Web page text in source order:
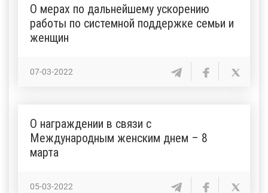
О мерах по дальнейшему ускорению
работы по системной поддержке семьи и
женщин
07-03-2022
О награждении в связи с
Международным женским днем – 8
марта
05-03-2022